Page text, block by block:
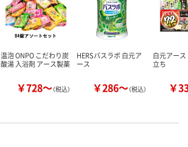
温泡 ONPO こだわり炭
酸湯 入浴剤 アース製薬
￥728～（税込）
HERSバスラボ 白元ア
ース
￥286～（税込）
白元アー
立ち
￥